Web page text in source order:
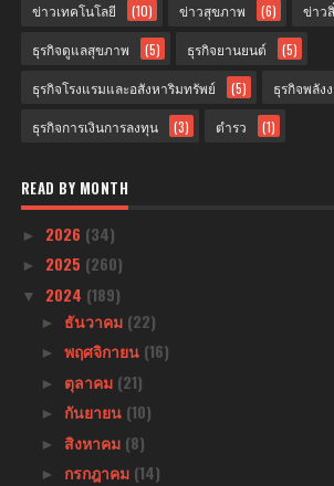
ข่าวเทคโนโลยี (10) ข่าวสุขภาพ (6) ข่าว
ธุรกิจดูแลสุขภาพ (5) ธุรกิจยานยนต์ (5)
ธุรกิจโรงแรมและอสังหาริมทรัพย์ (5) ธุรกิจพลัง
ธุรกิจการเงินการลงทุน (3) ตำรว (1)
READ BY MONTH
► 2026 (34)
► 2025 (260)
▼ 2024 (189)
► ธันวาคม (22)
► พฤศจิกายน (16)
► ตุลาคม (21)
► กันยายน (10)
► สิงหาคม (8)
► กรกฎาคม (14)